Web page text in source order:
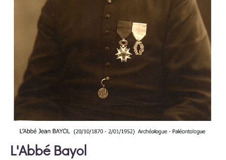
L'Abbé Bayol